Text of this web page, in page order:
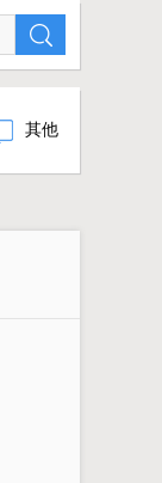
其他